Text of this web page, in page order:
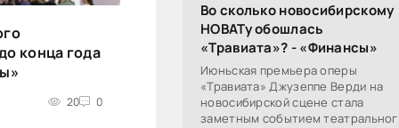
конца года
20 0
Во сколько новосибирскому
НОВАТу обошлась
«Травиата»? - «Финансы»
Июньская премьера оперы
«Травиата» Джузеппе Верди на
новосибирской сцене стала
заметным событием